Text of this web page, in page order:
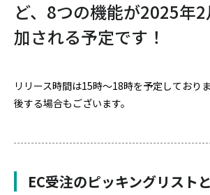
ど、8つの機能が2025年
加される予定です！
リリース時間は15時～18時を予定しており
後する場合もございます。
EC受注のピッキングリスト